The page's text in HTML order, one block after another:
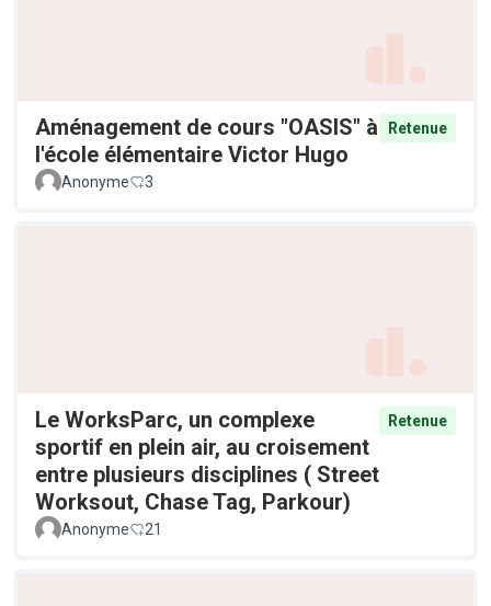
Aménagement de cours "OASIS" à
l'école élémentaire Victor Hugo
Retenue
Anonyme 3
Le WorksParc, un complexe
sportif en plein air, au croisement
entre plusieurs disciplines ( Street
Worksout, Chase Tag, Parkour)
Retenue
Anonyme 21